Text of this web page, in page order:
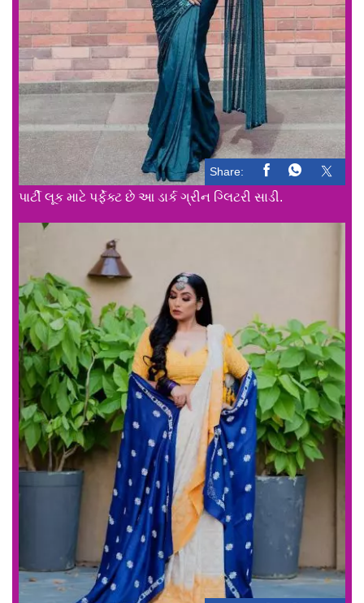
Share:
પાર્ટી લૂક માટે પર્ફેક્ટ છે આ ડાર્ક ગ્રીન ગ્લિટરી સાડી.